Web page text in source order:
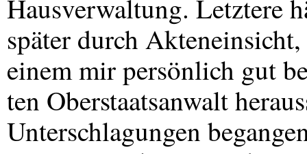
Hausverwaltung. Letztere
später durch
einem mir persönlich gut
ten Oberstaatsanwalt
Unterschlagungen